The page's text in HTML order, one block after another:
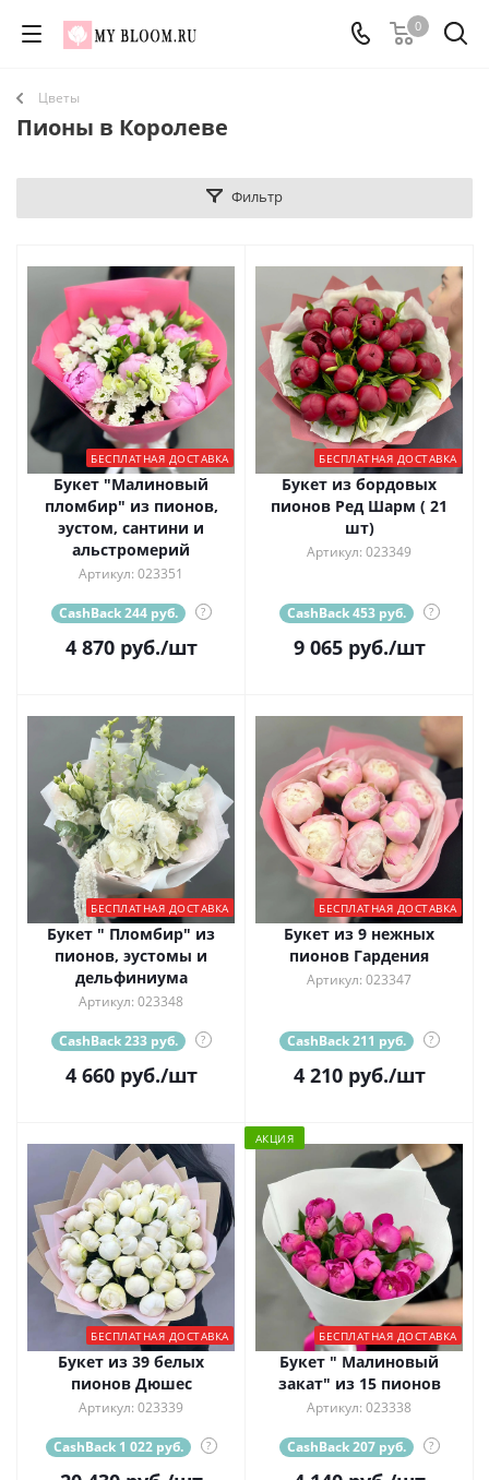
0
Цветы
Пионы в Королеве
Фильтр
БЕСПЛАТНАЯ ДОСТАВКА
Букет "Малиновый
пломбир" из пионов,
эустом, сантини и
альстромерий
Артикул: 023351
CashBack 244 руб. ?
4 870руб./шт
БЕСПЛАТНАЯ ДОСТАВКА
Букет из бордовых
пионов Ред Шарм ( 21
шт)
Артикул: 023349
CashBack 453 руб. ?
9 065руб./шт
БЕСПЛАТНАЯ ДОСТАВКА
Букет " Пломбир" из
пионов, эустомы и
дельфиниума
Артикул: 023348
CashBack 233 руб. ?
4 660руб./шт
БЕСПЛАТНАЯ ДОСТАВКА
Букет из 9 нежных
пионов Гардения
Артикул: 023347
CashBack 211 руб. ?
4 210руб./шт
БЕСПЛАТНАЯ ДОСТАВКА
Букет из 39 белых
пионов Дюшес
Артикул: 023339
CashBack 1 022 руб. ?
АКЦИЯ
БЕСПЛАТНАЯ ДОСТАВКА
Букет " Малиновый
закат" из 15 пионов
Артикул: 023338
CashBack 207 руб. ?